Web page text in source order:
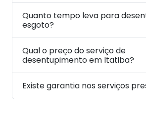
Quanto tempo leva para
esgoto?
Qual o preço do serviço de
desentupimento em Itatiba?
Existe garantia nos serviços